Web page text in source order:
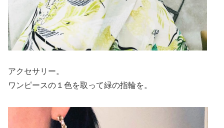
アクセサリー。
ワンピースの１色を取って緑の指輪を。